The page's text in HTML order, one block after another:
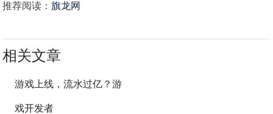
推荐阅读：旗龙网
相关文章
游戏上线，流水过亿？游
戏开发者